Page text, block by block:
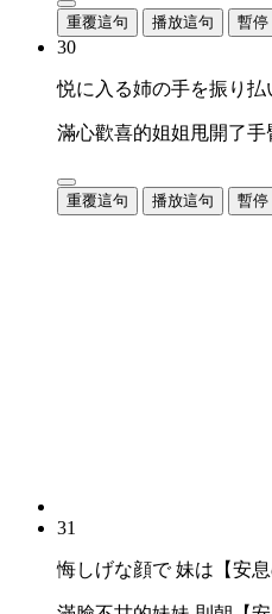
重覆這句 播放這句 暫停
30
悦に入る姉の手を振り払
滿心歡喜的姐姐甩開了手
重覆這句 播放這句 暫停
31
悔しげな顔で 妹は【安